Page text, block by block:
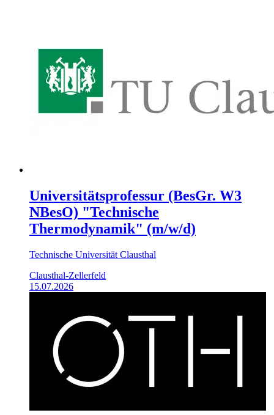
Universitätsprofessur (BesGr. W3
NBesO) "Technische
Thermodynamik" (m/w/d)
Technische Universität Clausthal
Clausthal-Zellerfeld
15.07.2026